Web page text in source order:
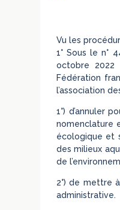
Vu les
1° Sous le n°
octobre 2022
Fédération
l’association
1°) d’annuler
nomenclature
écologique et
des milieux
de
2°) de mettre
administrative.